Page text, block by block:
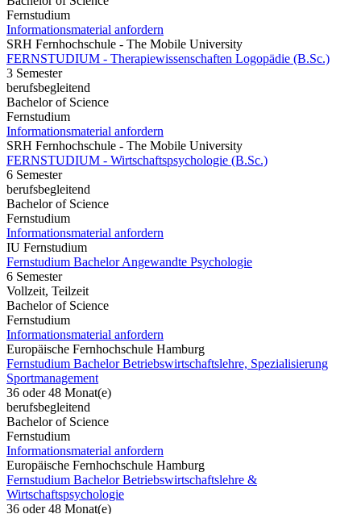
Fernstudium
Informationsmaterial anfordern
SRH Fernhochschule - The Mobile University
FERNSTUDIUM - Therapiewissenschaften Logopädie (B.Sc.)
3 Semester
berufsbegleitend
Bachelor of Science
Fernstudium
Informationsmaterial anfordern
SRH Fernhochschule - The Mobile University
FERNSTUDIUM - Wirtschaftspsychologie (B.Sc.)
6 Semester
berufsbegleitend
Bachelor of Science
Fernstudium
Informationsmaterial anfordern
IU Fernstudium
Fernstudium Bachelor Angewandte Psychologie
6 Semester
Vollzeit, Teilzeit
Bachelor of Science
Fernstudium
Informationsmaterial anfordern
Europäische Fernhochschule Hamburg
Fernstudium Bachelor Betriebswirtschaftslehre, Spezialisierung
Sportmanagement
36 oder 48 Monat(e)
berufsbegleitend
Bachelor of Science
Fernstudium
Informationsmaterial anfordern
Europäische Fernhochschule Hamburg
Fernstudium Bachelor Betriebswirtschaftslehre &
Wirtschaftspsychologie
36 oder 48 Monat(e)